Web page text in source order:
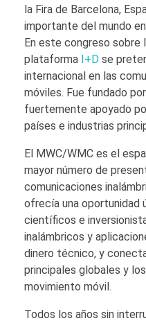
la Fira de Barcelona,
importante del mundo
En este congreso
plataforma I+D se
internacional en las
móviles. Fue fundado
fuertemente apoyado
países e industrias
El MWC/WMC es el
mayor número de
comunicaciones
ofrecía una oportunidad
científicos e
inalámbricos y
dinero técnico, y
principales globales y
movimiento móvil.
Todos los años sin